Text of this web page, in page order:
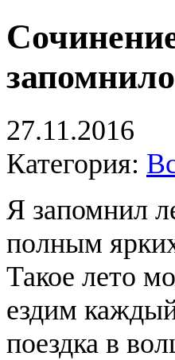
27.11.2016
Категория:
Я запомнил
полным
Такое лето
ездим
поездка в